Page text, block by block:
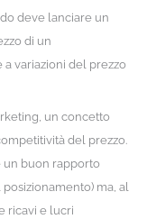
deve lanciare un
di un
variazioni del prezzo
un concetto
del prezzo.
un buon rapporto
ma, al
ricavi e lucri